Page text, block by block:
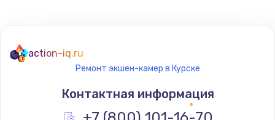
action-iq.ru
Ремонт экшен-камер в Курске
Контактная информация